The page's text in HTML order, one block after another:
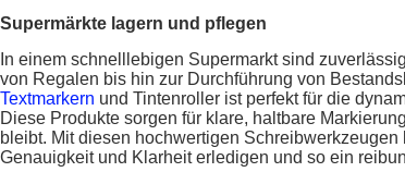
Supermärkte lagern und pflegen
In einem schnelllebigen Supermarkt sind
von Regalen bis hin zur Durchführung von
Textmarkern und Tintenroller ist perfekt für die
Diese Produkte sorgen für klare, haltbare
bleibt. Mit diesen hochwertigen
Genauigkeit und Klarheit erledigen und so ein